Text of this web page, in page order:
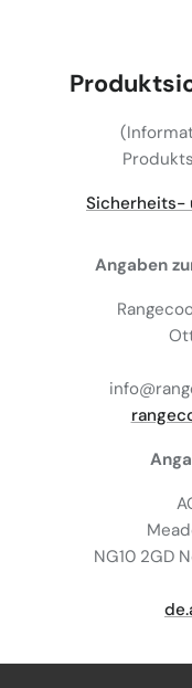
Sicherheits-
Angaben
NG10 2GD